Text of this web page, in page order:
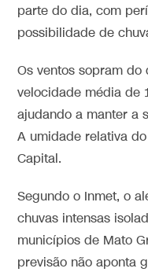
parte do dia, com
possibilidade de
Os ventos sopram
velocidade média de
ajudando a manter a
A umidade relativa
Capital.
Segundo o Inmet, o
chuvas intensas
municípios de Mato
previsão não aponta